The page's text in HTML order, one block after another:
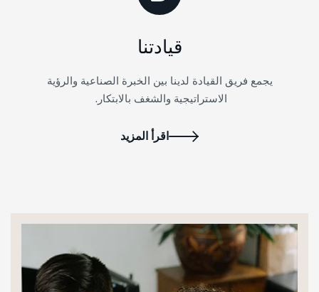
قيادتنا
يجمع فريق القيادة لدينا بين الخبرة الصناعية والرؤية
الاستراتيجية والشغف بالابتكار.
اقرأ المزيد